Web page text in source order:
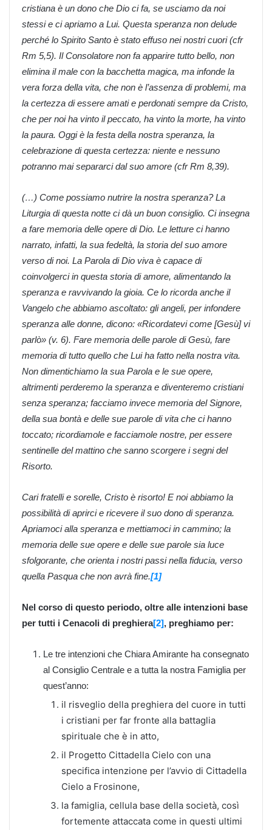
cristiana è un dono che Dio ci fa, se usciamo da noi
stessi e ci apriamo a Lui. Questa speranza non delude
perché lo Spirito Santo è stato effuso nei nostri cuori (cfr
Rm 5,5). Il Consolatore non fa apparire tutto bello, non
elimina il male con la bacchetta magica, ma infonde la
vera forza della vita, che non è l’assenza di problemi, ma
la certezza di essere amati e perdonati sempre da Cristo,
che per noi ha vinto il peccato, ha vinto la morte, ha vinto
la paura. Oggi è la festa della nostra speranza, la
celebrazione di questa certezza: niente e nessuno
potranno mai separarci dal suo amore (cfr Rm 8,39).
(…) Come possiamo nutrire la nostra speranza? La
Liturgia di questa notte ci dà un buon consiglio. Ci insegna
a fare memoria delle opere di Dio. Le letture ci hanno
narrato, infatti, la sua fedeltà, la storia del suo amore
verso di noi. La Parola di Dio viva è capace di
coinvolgerci in questa storia di amore, alimentando la
speranza e ravvivando la gioia. Ce lo ricorda anche il
Vangelo che abbiamo ascoltato: gli angeli, per infondere
speranza alle donne, dicono: «Ricordatevi come [Gesù] vi
parlò» (v. 6). Fare memoria delle parole di Gesù, fare
memoria di tutto quello che Lui ha fatto nella nostra vita.
Non dimentichiamo la sua Parola e le sue opere,
altrimenti perderemo la speranza e diventeremo cristiani
senza speranza; facciamo invece memoria del Signore,
della sua bontà e delle sue parole di vita che ci hanno
toccato; ricordiamole e facciamole nostre, per essere
sentinelle del mattino che sanno scorgere i segni del
Risorto.
Cari fratelli e sorelle, Cristo è risorto! E noi abbiamo la
possibilità di aprirci e ricevere il suo dono di speranza.
Apriamoci alla speranza e mettiamoci in cammino; la
memoria delle sue opere e delle sue parole sia luce
sfolgorante, che orienta i nostri passi nella fiducia, verso
quella Pasqua che non avrà fine.[1]
Nel corso di questo periodo, oltre alle intenzioni base
per tutti i Cenacoli di preghiera[2], preghiamo per:
Le tre intenzioni che Chiara Amirante ha consegnato
al Consiglio Centrale e a tutta la nostra Famiglia per
quest’anno:
il risveglio della preghiera del cuore in tutti
i cristiani per far fronte alla battaglia
spirituale che è in atto,
il Progetto Cittadella Cielo con una
specifica intenzione per l’avvio di Cittadella
Cielo a Frosinone,
la famiglia, cellula base della società, così
fortemente attaccata come in questi ultimi